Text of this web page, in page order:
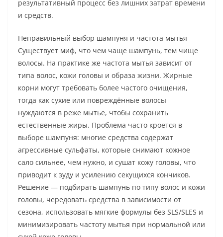
результативный процесс без лишних затрат времени
и средств.
Неправильный выбор шампуня и частота мытья
Существует миф, что чем чаще шампунь, тем чище
волосы. На практике же частота мытья зависит от
типа волос, кожи головы и образа жизни. Жирные
корни могут требовать более частого очищения,
тогда как сухие или повреждённые волосы
нуждаются в реже мытье, чтобы сохранить
естественные жиры. Проблема часто кроется в
выборе шампуня: многие средства содержат
агрессивные сульфаты, которые снимают кожное
сало сильнее, чем нужно, и сушат кожу головы, что
приводит к зуду и усилению секущихся кончиков.
Решение — подбирать шампунь по типу волос и кожи
головы, чередовать средства в зависимости от
сезона, использовать мягкие формулы без SLS/SLES и
минимизировать частоту мытья при нормальной или